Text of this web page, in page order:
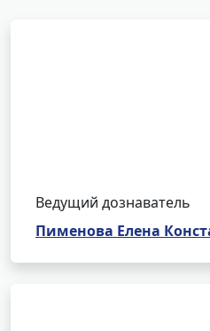
Ведущий дознаватель
Пименова Елена